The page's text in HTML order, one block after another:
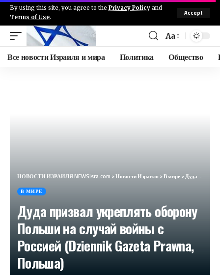
By using this site, you agree to the Privacy Policy and
Terms of Use.
Accept
Aa
Все новости Израиля и мира Политика Общество
НОВОСТИ ИЗРАИЛЯ NEWSisra.com >Новости Израиля>В мире>Дуда призвал укреплять оборону Польши на случай войны с Россией (Dziennik Gazeta Prawna, Польша)
В МИРЕ
Дуда призвал укреплять оборону
Польши на случай войны с
Россией (Dziennik Gazeta Prawna,
Польша)